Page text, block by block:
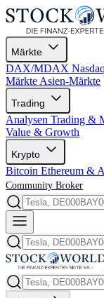
Märkte
DAX/MDAX Nasdaq
Märkte Asien-Märkte
Trading
Analysen Trading &
Value & Growth
Krypto
Bitcoin Ethereum &
Community Broker